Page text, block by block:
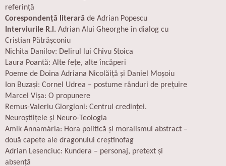
referință
Corespondență literară de Adrian Popescu
Interviurile R.l. Adrian Alui Gheorghe în dialog cu
Cristian Pătrășconiu
Nichita Danilov: Delirul lui Chivu Stoica
Laura Poantă: Alte fețe, alte încăperi
Poeme de Doina Adriana Nicolăiță și Daniel Moșoiu
Ion Buzași: Cornel Udrea – postume rânduri de prețuire
Marcel Vișa: O propunere
Remus-Valeriu Giorgioni: Centrul credinței.
Neuroștiițele și Neuro-Teologia
Amik Annamária: Hora politică și moralismul abstract –
două capete ale dragonului creștinofag
Adrian Lesenciuc: Kundera – personaj, pretext și
absență